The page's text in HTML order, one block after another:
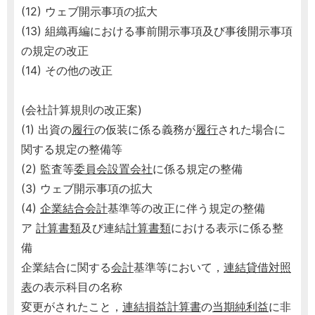
(12) ウェブ開示事項の拡大
(13) 組織再編における事前開示事項及び事後開示事項
の規定の改正
(14) その他の改正
(会社計算規則の改正案)
(1) 出資の履行の仮装に係る義務が履行された場合に
関する規定の整備等
(2) 監査等委員会設置会社に係る規定の整備
(3) ウェブ開示事項の拡大
(4) 企業結合会計基準等の改正に伴う規定の整備
ア 計算書類及び連結計算書類における表示に係る整
備
企業結合に関する会計基準等において， 連結貸借対照
表の表示科目の名称
変更がされたこと， 連結損益計算書の当期純利益に非